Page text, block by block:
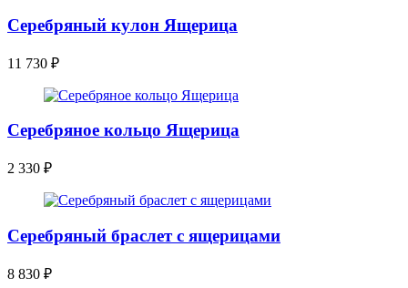
Серебряный кулон Ящерица
11 730 ₽
Серебряное кольцо Ящерица
2 330 ₽
Серебряный браслет с ящерицами
8 830 ₽